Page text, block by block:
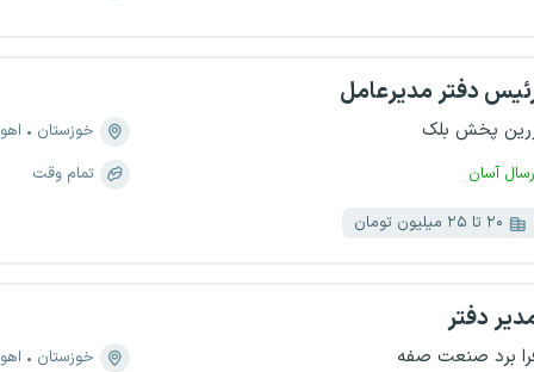
دفتر مدیرعامل
پخش بلک
آسان
خوزستان
تمام وقت
۲۰ تا ۲۵ میلیون تومان
دفتر
برد صنعت صفه خوزستان